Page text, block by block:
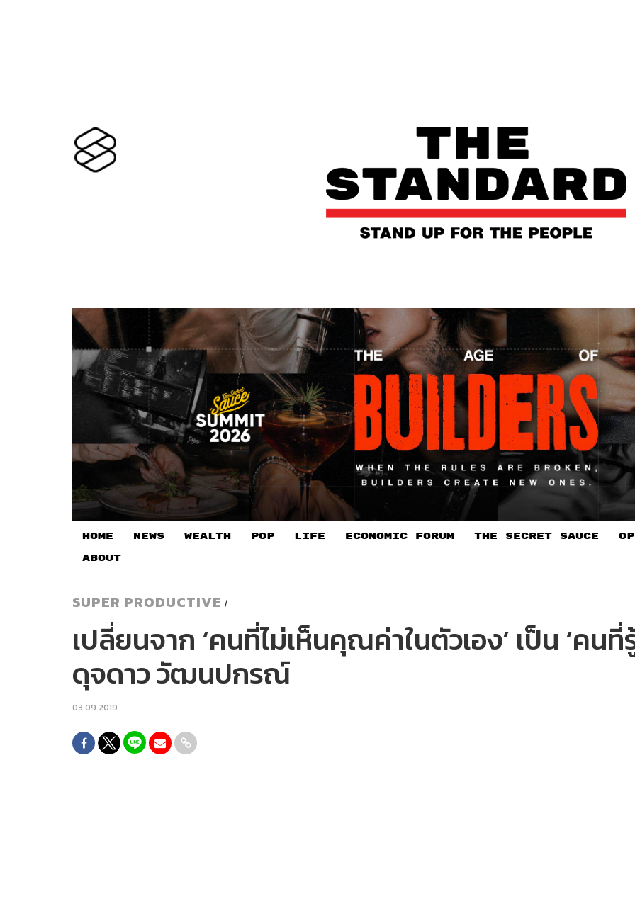
HOME NEWS WEALTH POP LIFE ECONOMIC FORUM THE SECRET SAUCE​
ABOUT
SUPER PRODUCTIVE /
เปลี่ยนจาก ‘คนที่ไม่เห็นคุณค่าในตัวเอง’ เป็น ‘คนที่
ดุจดาว วัฒนปกรณ์
03.09.2019